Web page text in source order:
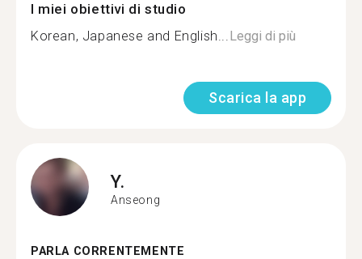
I miei obiettivi di studio
Korean, Japanese and English...Leggi di più
Scarica la app
Y.
Anseong
PARLA CORRENTEMENTE